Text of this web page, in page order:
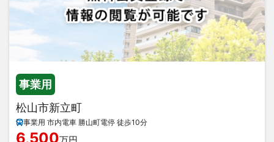
事業用
松山市新立町
事業用 市内電車 勝山町電停 徒歩10分
6,500万円